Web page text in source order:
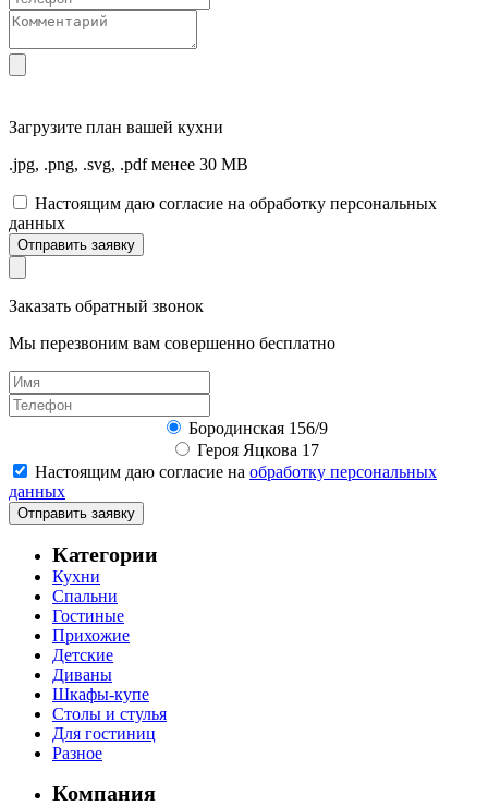
Загрузите план вашей кухни
.jpg, .png, .svg, .pdf менее 30 MB
Настоящим даю согласие на обработку персональных
данных
Отправить заявку
Заказать обратный звонок
Мы перезвоним вам совершенно бесплатно
Бородинская 156/9
Героя Яцкова 17
Настоящим даю согласие на обработку персональных
данных
Отправить заявку
Категории
Кухни
Спальни
Гостиные
Прихожие
Детские
Диваны
Шкафы-купе
Столы и стулья
Для гостиниц
Разное
Компания